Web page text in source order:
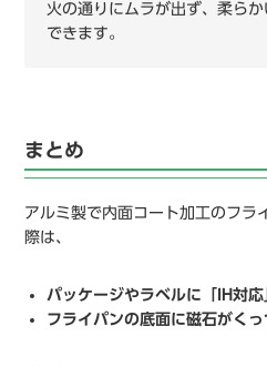
火の通りにムラが出ず、柔ら
できます。
まとめ
アルミ製で内面コート加工のフラ
際は、
パッケージやラベルに「IH対
フライパンの底面に磁石がく